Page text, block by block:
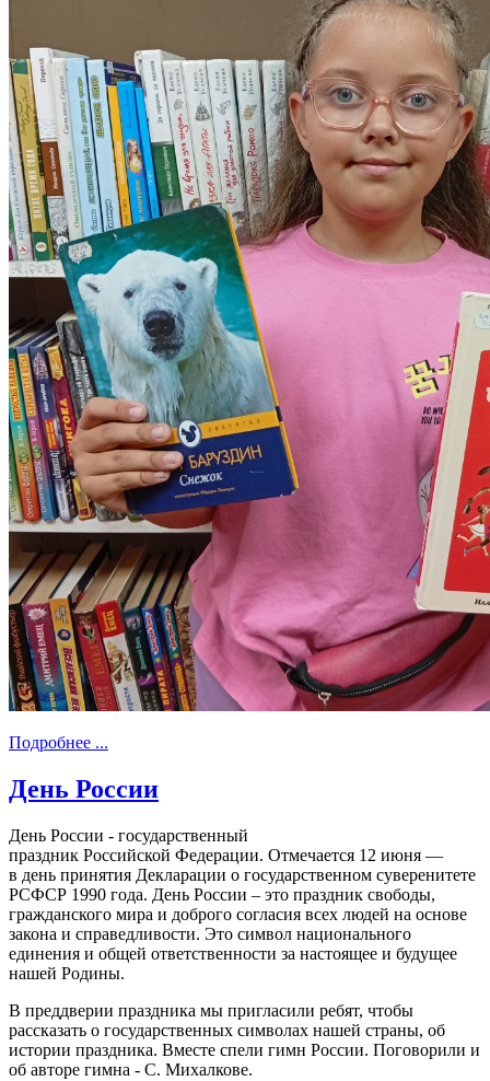
Подробнее ...
День России
День Росси‌и - государственный
праздник Российской Федерации. Отмечается 12 июня —
в день принятия Декларации о государственном суверенитете
РСФСР 1990 года. День России – это праздник свободы,
гражданского мира и доброго согласия всех людей на основе
закона и справедливости. Это символ национального
единения и общей ответственности за настоящее и будущее
нашей Родины.
В преддверии праздника мы пригласили ребят, чтобы
рассказать о государственных символах нашей страны, об
истории праздника. Вместе спели гимн России. Поговорили и
об авторе гимна - С. Михалкове.